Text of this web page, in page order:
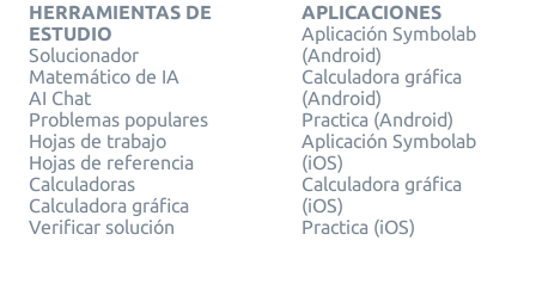
HERRAMIENTAS DE
ESTUDIO
Solucionador
Matemático de IA
AI Chat
Problemas populares
Hojas de trabajo
Hojas de referencia
Calculadoras
Calculadora gráfica
Verificar solución
APLICACIONES
Aplicación Symbolab
(Android)
Calculadora gráfica
(Android)
Practica (Android)
Aplicación Symbolab
(iOS)
Calculadora gráfica
(iOS)
Practica (iOS)